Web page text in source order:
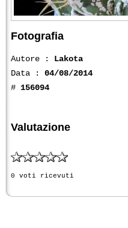
Fotografia
Autore : Lakota
Data : 04/08/2014
# 156094
Valutazione
0 voti ricevuti